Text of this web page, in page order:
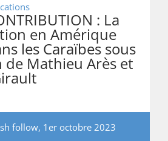
: La
en Amérique
les Caraïbes sous
de Mathieu Arès et
follow, 1er octobre 2023